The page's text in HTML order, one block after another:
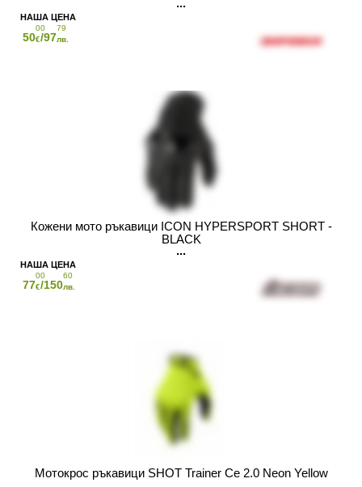
50
00
€/97
79
лв.
Кожени мото ръкавици ICON HYPERSPORT SHORT -
BLACK
77
00
€/150
60
лв.
Мотокрос ръкавици SHOT Trainer Ce 2.0 Neon Yellow